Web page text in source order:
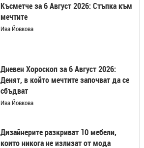
Късметче за 6 Август 2026: Стъпка към
мечтите
Ива Йовкова
Дневен Хороскоп за 6 Август 2026:
Денят, в който мечтите започват да се
сбъдват
Ива Йовкова
Дизайнерите разкриват 10 мебели,
които никога не излизат от мода